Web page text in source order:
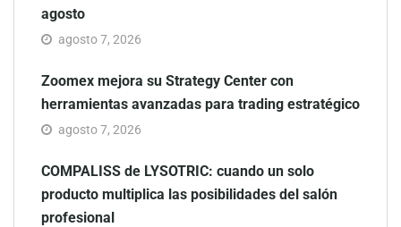
agosto
agosto 7, 2026
Zoomex mejora su Strategy Center con
herramientas avanzadas para trading estratégico
agosto 7, 2026
COMPALISS de LYSOTRIC: cuando un solo
producto multiplica las posibilidades del salón
profesional